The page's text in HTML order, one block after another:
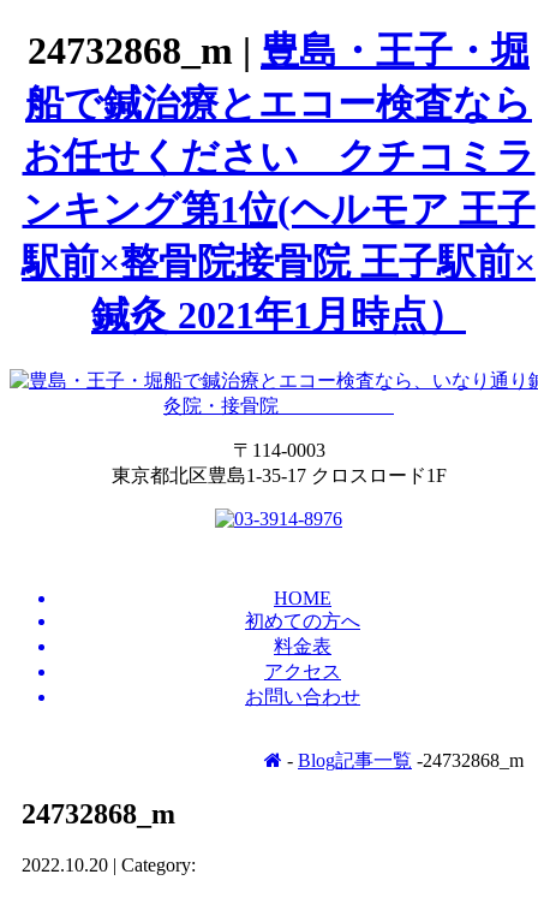
24732868_m | 豊島・王子・堀
船で鍼治療とエコー検査なら
お任せください クチコミラ
ンキング第1位(ヘルモア 王子
駅前×整骨院接骨院 王子駅前×
鍼灸 2021年1月時点）
〒114-0003
東京都北区豊島1-35-17 クロスロード1F
HOME
初めての方へ
料金表
アクセス
お問い合わせ
- Blog記事一覧 -24732868_m
24732868_m
2022.10.20 | Category: